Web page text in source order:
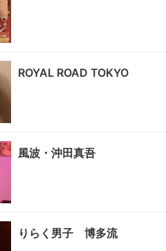
ROYAL ROAD TOKYO
風波・沖田真吾
りらく男子 博多流